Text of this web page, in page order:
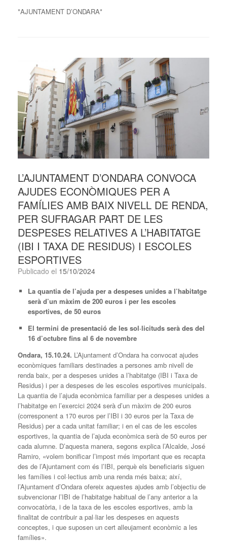
*AJUNTAMENT D’ONDARA*
L’AJUNTAMENT D’ONDARA CONVOCA
AJUDES ECONÒMIQUES PER A
FAMÍLIES AMB BAIX NIVELL DE RENDA,
PER SUFRAGAR PART DE LES
DESPESES RELATIVES A L’HABITATGE
(IBI I TAXA DE RESIDUS) I ESCOLES
ESPORTIVES
Publicado el 15/10/2024
La quantia de l’ajuda per a despeses unides a l’habitatge
serà d’un màxim de 200 euros i per les escoles
esportives, de 50 euros
El termini de presentació de les sol·licituds serà des del
16d’octubre fins al 6de novembre
Ondara, 15.10.24. L’Ajuntament d’Ondara ha convocat ajudes
econòmiques familiars destinades a persones amb nivell de
renda baix, per a despeses unides a l’habitatge (IBI i Taxa de
Residus) i per a despeses de les escoles esportives municipals.
La quantia de l’ajuda econòmica familiar per a despeses unides a
l’habitatge en l’exercici 2024 serà d’un màxim de 200 euros
(corresponent a 170 euros per l’IBI i 30 euros per la Taxa de
Residus) per a cada unitat familiar; i en el cas de les escoles
esportives, la quantia de l’ajuda econòmica serà de 50 euros per
cada alumne. D’aquesta manera, segons explica l’Alcalde, José
Ramiro, «volem bonificar l’impost més important que es recapta
des de l’Ajuntament com és l’IBI, perquè els beneficiaris siguen
les famílies i col·lectius amb una renda més baixa; així,
l’Ajuntament d’Ondara ofereix aquestes ajudes amb l’objectiu de
subvencionar l’IBI de l’habitatge habitual de l’any anterior a la
convocatòria, i de la taxa de les escoles esportives, amb la
finalitat de contribuir a pal·liar les despeses en aquests
conceptes, i que suposen un cert alleujament econòmic a les
famílies».